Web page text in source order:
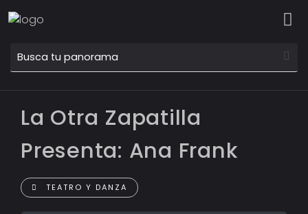
La Otra Zapatilla
Presenta: Ana Frank
TEATRO Y DANZA